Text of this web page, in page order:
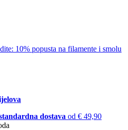
10% popusta na filamente i smolu
dostava od € 49,90